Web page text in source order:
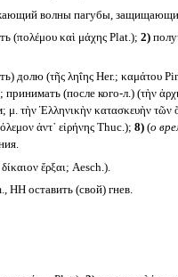
волны пагубы,
(πολέμου καὶ μάχης Plat.); 2)
долю (τῆς ληΐης Her.; καμάτου
(после кого-л.) (τὴν
μ. τὴν Ἑλληνικὴν κατασκευὴν
ἀντ᾽ εἰρήνης Thuc.); 8)(о
ἔρξαι; Aesch.).
HH оставить (свой) гнев.